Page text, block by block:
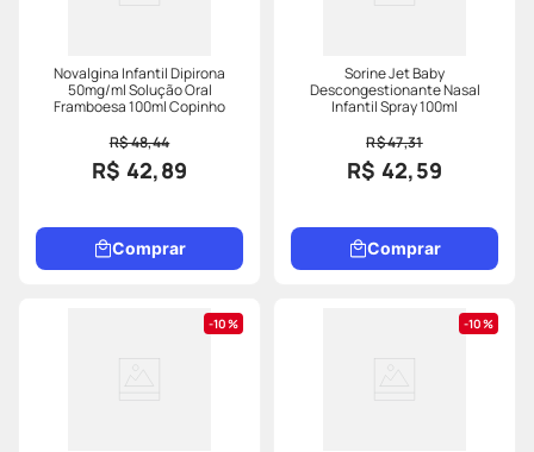
Novalgina Infantil Dipirona
50mg/ml Solução Oral
Framboesa 100ml Copinho
R$ 48,44
R$ 42,89
Comprar
Sorine Jet Baby
Descongestionante Nasal
Infantil Spray 100ml
R$ 47,31
R$ 42,59
Comprar
10% 10%